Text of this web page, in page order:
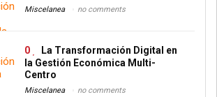
Miscelanea no comments
0
La Transformación Digital en
la Gestión Económica Multi-
Centro
Miscelanea no comments